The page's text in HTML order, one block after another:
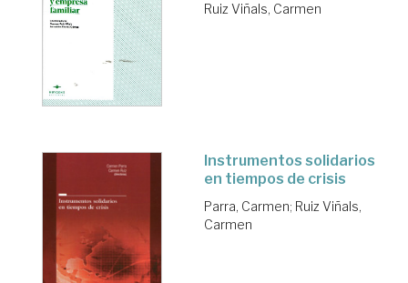
Ruiz Viñals, Carmen
Instrumentos solidarios
en tiempos de crisis
Parra, Carmen; Ruiz Viñals,
Carmen